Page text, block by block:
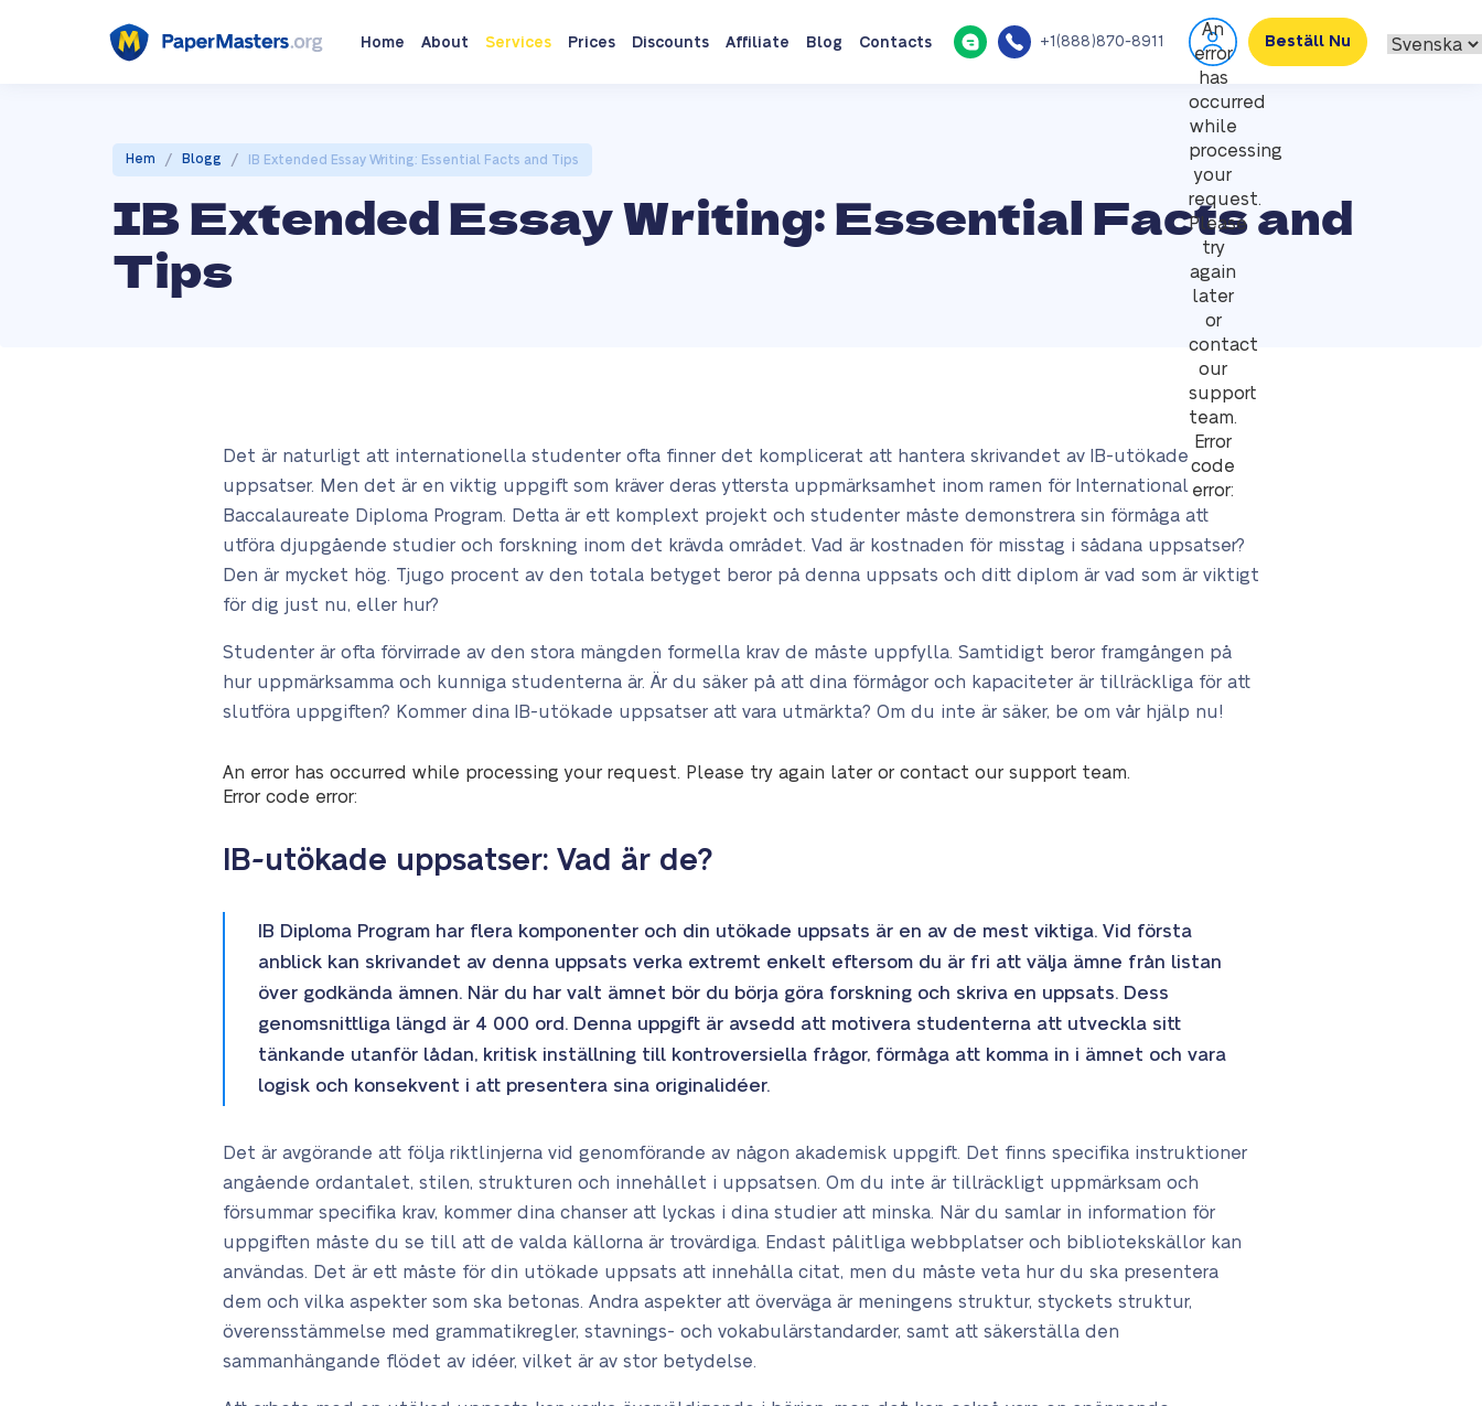
Home About Services Prices Discounts Affiliate Blog Contacts +1(888)870-8911
An
error
has
occurred
while
processing
your
request.
Please
try
again
later
or
contact
our
support
team.
Error
code
error:
Beställ Nu
Hem / Blogg / IB Extended Essay Writing: Essential Facts and Tips
IB Extended Essay Writing: Essential Facts and
Tips
Det är naturligt att internationella studenter ofta finner det komplicerat att hantera skrivandet av IB-utökade
uppsatser. Men det är en viktig uppgift som kräver deras yttersta uppmärksamhet inom ramen för International
Baccalaureate Diploma Program. Detta är ett komplext projekt och studenter måste demonstrera sin förmåga att
utföra djupgående studier och forskning inom det krävda området. Vad är kostnaden för misstag i sådana uppsatser?
Den är mycket hög. Tjugo procent av den totala betyget beror på denna uppsats och ditt diplom är vad som är viktigt
för dig just nu, eller hur?
Studenter är ofta förvirrade av den stora mängden formella krav de måste uppfylla. Samtidigt beror framgången på
hur uppmärksamma och kunniga studenterna är. Är du säker på att dina förmågor och kapaciteter är tillräckliga för att
slutföra uppgiften? Kommer dina IB-utökade uppsatser att vara utmärkta? Om du inte är säker, be om vår hjälp nu!
An error has occurred while processing your request. Please try again later or contact our support team.
Error code error:
IB-utökade uppsatser: Vad är de?
IB Diploma Program har flera komponenter och din utökade uppsats är en av de mest viktiga. Vid första
anblick kan skrivandet av denna uppsats verka extremt enkelt eftersom du är fri att välja ämne från listan
över godkända ämnen. När du har valt ämnet bör du börja göra forskning och skriva en uppsats. Dess
genomsnittliga längd är 4 000 ord. Denna uppgift är avsedd att motivera studenterna att utveckla sitt
tänkande utanför lådan, kritisk inställning till kontroversiella frågor, förmåga att komma in i ämnet och vara
logisk och konsekvent i att presentera sina originalidéer.
Det är avgörande att följa riktlinjerna vid genomförande av någon akademisk uppgift. Det finns specifika instruktioner
angående ordantalet, stilen, strukturen och innehållet i uppsatsen. Om du inte är tillräckligt uppmärksam och
försummar specifika krav, kommer dina chanser att lyckas i dina studier att minska. När du samlar in information för
uppgiften måste du se till att de valda källorna är trovärdiga. Endast pålitliga webbplatser och bibliotekskällor kan
användas. Det är ett måste för din utökade uppsats att innehålla citat, men du måste veta hur du ska presentera
dem och vilka aspekter som ska betonas. Andra aspekter att överväga är meningens struktur, styckets struktur,
överensstämmelse med grammatikregler, stavnings- och vokabulärstandarder, samt att säkerställa den
sammanhängande flödet av idéer, vilket är av stor betydelse.